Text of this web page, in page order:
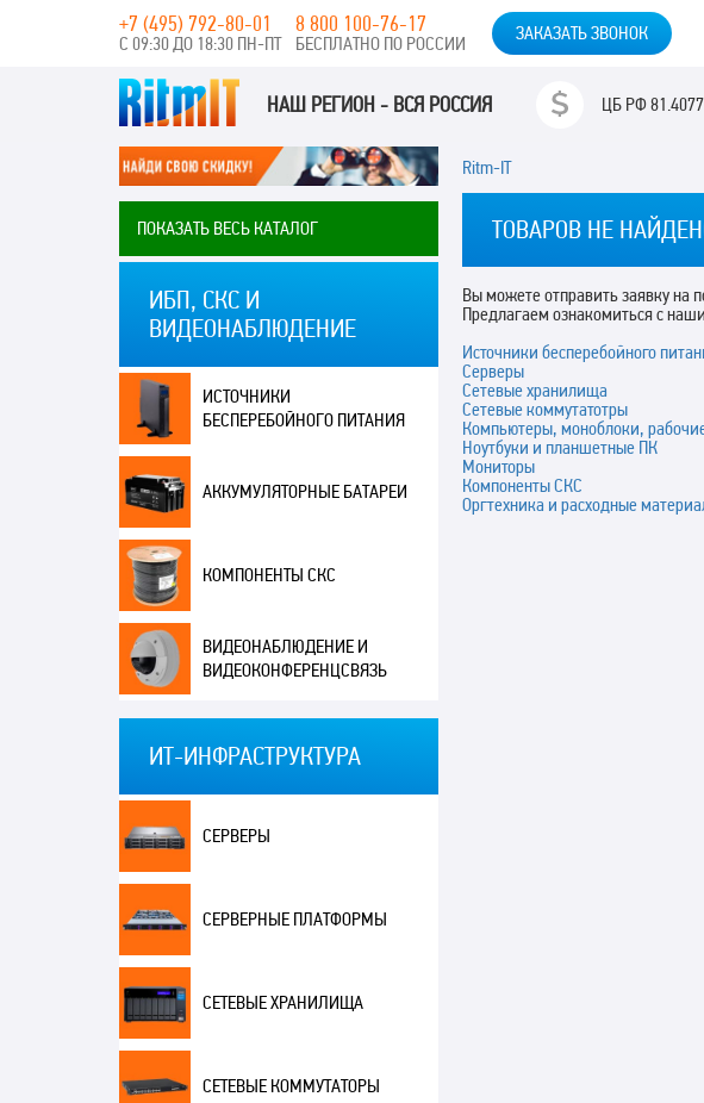
+7 (495) 792-80-01
С 09:30 ДО 18:30 ПН-ПТ
8 800 100-76-17
БЕСПЛАТНО ПО РОССИИ ЗАКАЗАТЬ ЗВОНОК
НАШ РЕГИОН - ВСЯ РОССИЯ ЦБ РФ81.4077
ПОКАЗАТЬ ВЕСЬ КАТАЛОГ
ИБП, СКС И
ВИДЕОНАБЛЮДЕНИЕ
ИСТОЧНИКИ
БЕСПЕРЕБОЙНОГО ПИТАНИЯ
АККУМУЛЯТОРНЫЕ БАТАРЕИ
КОМПОНЕНТЫ СКС
ВИДЕОНАБЛЮДЕНИЕ И
ВИДЕОКОНФЕРЕНЦСВЯЗЬ
ИТ-ИНФРАСТРУКТУРА
СЕРВЕРЫ
СЕРВЕРНЫЕ ПЛАТФОРМЫ
СЕТЕВЫЕ ХРАНИЛИЩА
СЕТЕВЫЕ КОММУТАТОРЫ
Ritm-IT
ТОВАРОВ НЕ
Вы можете отправить заявку на
Предлагаем ознакомиться с
Источники бесперебойного
Серверы
Сетевые хранилища
Сетевые коммутатотры
Компьютеры, моноблоки,
Ноутбуки и планшетные ПК
Мониторы
Компоненты СКС
Оргтехника и расходные